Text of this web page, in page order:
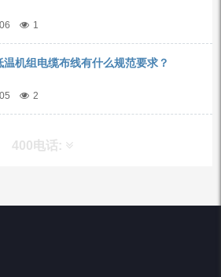
1
温机组电缆布线有什么规范要求？
2
400电话: